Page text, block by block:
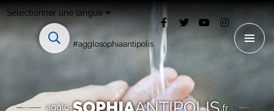
Sélectionner une langue
#agglosophiaantipolis